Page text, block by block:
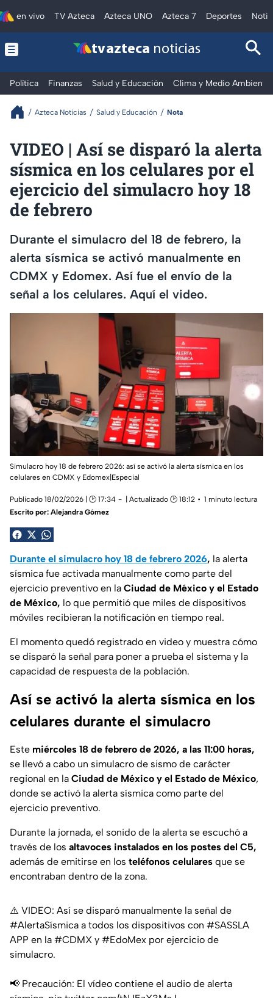
en vivo TV Azteca Azteca UNO Azteca 7 Deportes
tv azteca noticias
Política Finanzas Salud y Educación Clima y Medio Ambiente
Azteca Noticias Salud y Educación Nota
VIDEO | Así se disparó la alerta
sísmica en los celulares por el
ejercicio del simulacro hoy 18
de febrero
Durante el simulacro del 18 de febrero, la
alerta sísmica se activó manualmente en
CDMX y Edomex. Así fue el envío de la
señal a los celulares. Aquí el video.
Simulacro hoy 18 de febrero 2026: así se activó la alerta sísmica en los
celulares en CDMX y Edomex|Especial
Publicado 18/02/2026 | 🕑 17:34 | Actualizado 🕑 18:12
1 minuto lectura
Escrito por: Alejandra Gómez
Durante el simulacro hoy 18 de febrero 2026, la alerta
sísmica fue activada manualmente como parte del
ejercicio preventivo en la Ciudad de México y el Estado
de México, lo que permitió que miles de dispositivos
móviles recibieran la notificación en tiempo real.
El momento quedó registrado en video y muestra cómo
se disparó la señal para poner a prueba el sistema y la
capacidad de respuesta de la población.
Así se activó la alerta sísmica en los
celulares durante el simulacro
Este miércoles 18 de febrero de 2026, a las 11:00 horas,
se llevó a cabo un simulacro de sismo de carácter
regional en la Ciudad de México y el Estado de México,
donde se activó la alerta sísmica como parte del
ejercicio preventivo.
Durante la jornada, el sonido de la alerta se escuchó a
través de los altavoces instalados en los postes del C5,
además de emitirse en los teléfonos celulares que se
encontraban dentro de la zona.
⚠️ VIDEO: Así se disparó manualmente la señal de
#AlertaSísmica a todos los dispositivos con #SASSLA
APP en la #CDMX y #EdoMex por ejercicio de
simulacro.
📢 Precaución: El vídeo contiene el audio de alerta